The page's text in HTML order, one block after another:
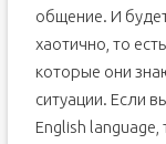
общение. И
хаотично, то
которые они
ситуации. Если
English